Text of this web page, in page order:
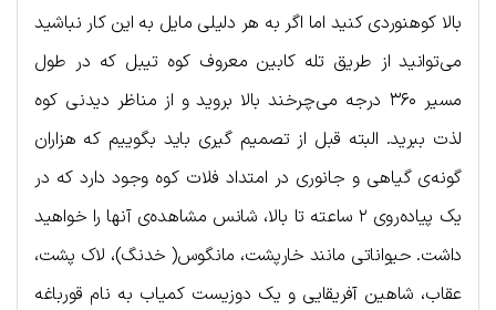
بالا کوهنوردی کنید اما اگر به هر دلیلی مایل به این کار نباشید
می‌توانید از طریق تله کابین معروف کوه تیبل که در طول
مسیر ۳۶۰ درجه می‌چرخند بالا بروید و از مناظر دیدنی کوه
لذت ببرید. البته قبل از تصمیم گیری باید بگوییم که هزاران
گونه‌ی گیاهی و جانوری در امتداد فلات کوه وجود دارد که در
یک پیاده‌روی ۲ ساعته تا بالا، شانس مشاهده‌ی آنها را خواهید
داشت. حیواناتی مانند خارپشت، مانگوس( خدنگ)، لاک پشت،
عقاب، شاهین آفریقایی و یک دوزیست کمیاب به نام قورباغه